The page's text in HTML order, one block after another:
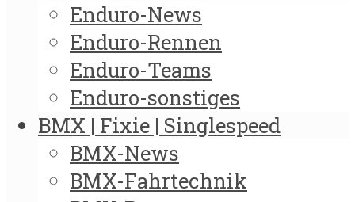
Enduro-News
Enduro-Rennen
Enduro-Teams
Enduro-sonstiges
BMX | Fixie | Singlespeed
BMX-News
BMX-Fahrtechnik